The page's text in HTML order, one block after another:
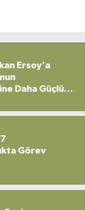
Ersoy’a
Daha Güçlü
Görev